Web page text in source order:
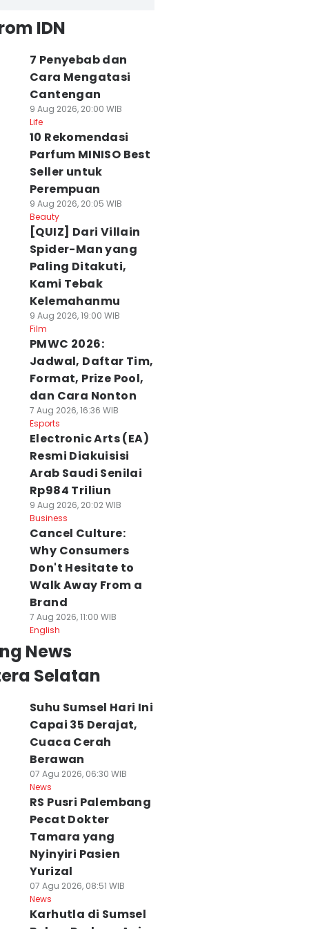
IDN
7 Penyebab dan
Cara Mengatasi
Cantengan
9 Aug 2026, 20:00 WIB
Life
10 Rekomendasi
Parfum MINISO Best
Seller untuk
Perempuan
9 Aug 2026, 20:05 WIB
Beauty
[QUIZ] Dari Villain
Spider-Man yang
Paling Ditakuti,
Kami Tebak
Kelemahanmu
9 Aug 2026, 19:00 WIB
Film
PMWC 2026:
Jadwal, Daftar Tim,
Format, Prize Pool,
dan Cara Nonton
7 Aug 2026, 16:36 WIB
Esports
Electronic Arts (EA)
Resmi Diakuisisi
Arab Saudi Senilai
Rp984 Triliun
9 Aug 2026, 20:02 WIB
Business
Cancel Culture:
Why Consumers
Don't Hesitate to
Walk Away From a
Brand
7 Aug 2026, 11:00 WIB
English
News
Selatan
Suhu Sumsel Hari Ini
Capai 35 Derajat,
Cuaca Cerah
Berawan
07 Agu 2026, 06:30 WIB
News
RS Pusri Palembang
Pecat Dokter
Tamara yang
Nyinyiri Pasien
Yurizal
07 Agu 2026, 08:51 WIB
News
Karhutla di Sumsel